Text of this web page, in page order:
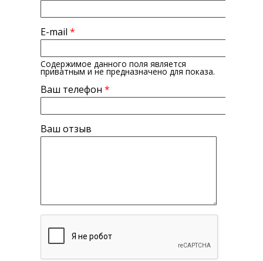
E-mail *
Содержимое данного поля является
приватным и не предназначено для показа.
Ваш телефон *
Ваш отзыв